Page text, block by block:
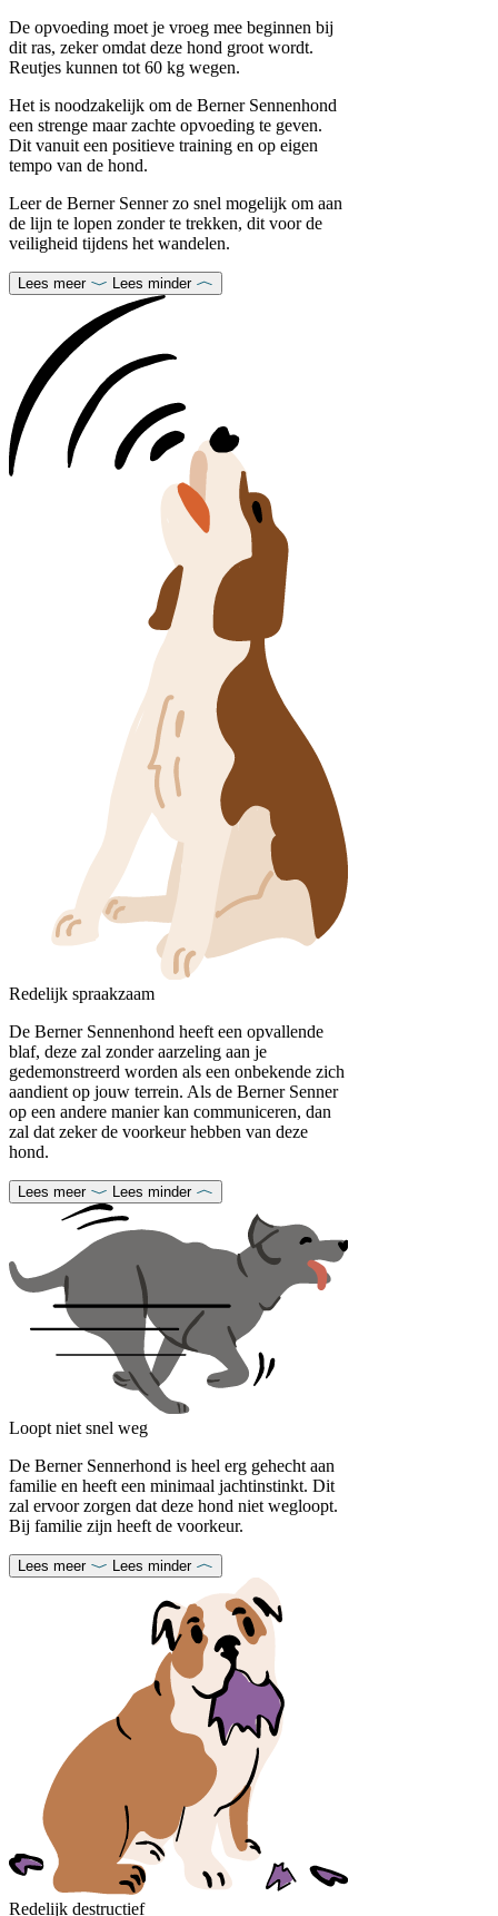
De opvoeding moet je vroeg mee beginnen bij
dit ras, zeker omdat deze hond groot wordt.
Reutjes kunnen tot 60 kg wegen.
Het is noodzakelijk om de Berner Sennenhond
een strenge maar zachte opvoeding te geven.
Dit vanuit een positieve training en op eigen
tempo van de hond.
Leer de Berner Senner zo snel mogelijk om aan
de lijn te lopen zonder te trekken, dit voor de
veiligheid tijdens het wandelen.
Lees meer Lees minder
Redelijk spraakzaam
De Berner Sennenhond heeft een opvallende
blaf, deze zal zonder aarzeling aan je
gedemonstreerd worden als een onbekende zich
aandient op jouw terrein. Als de Berner Senner
op een andere manier kan communiceren, dan
zal dat zeker de voorkeur hebben van deze
hond.
Lees meer Lees minder
Loopt niet snel weg
De Berner Sennerhond is heel erg gehecht aan
familie en heeft een minimaal jachtinstinkt. Dit
zal ervoor zorgen dat deze hond niet wegloopt.
Bij familie zijn heeft de voorkeur.
Lees meer Lees minder
Redelijk destructief